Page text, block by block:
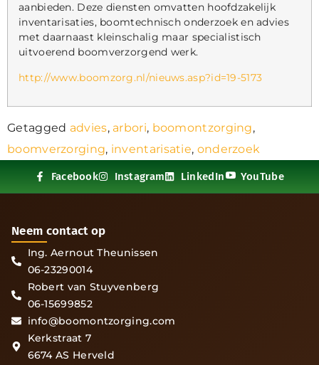
aanbieden. Deze diensten omvatten hoofdzakelijk
inventarisaties, boomtechnisch onderzoek en advies
met daarnaast kleinschalig maar specialistisch
uitvoerend boomverzorgend werk.
http://www.boomzorg.nl/nieuws.asp?id=19-5173
Getagged advies, arbori, boomontzorging,
boomverzorging, inventarisatie, onderzoek
Facebook Instagram LinkedIn YouTube
Neem contact op
Ing. Aernout Theunissen
06-23290014
Robert van Stuyvenberg
06-15699852
info@boomontzorging.com
Kerkstraat 7
6674 AS Herveld